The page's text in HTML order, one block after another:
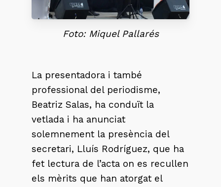
Foto: Miquel Pallarés
La presentadora i també
professional del periodisme,
Beatriz Salas, ha conduït la
vetlada i ha anunciat
solemnement la presència del
secretari, Lluís Rodríguez, que ha
fet lectura de l’acta on es recullen
els mèrits que han atorgat el